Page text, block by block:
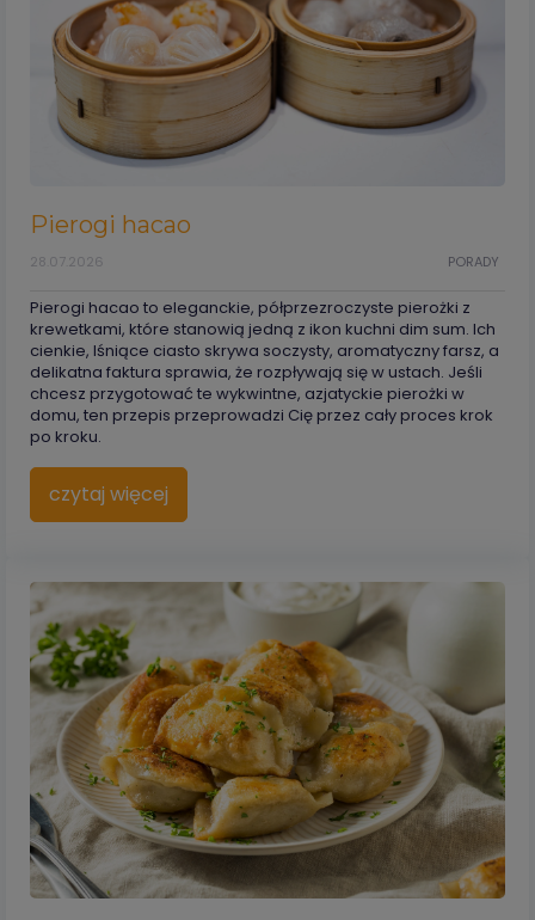
Pierogi hacao
PORADY
28.07.2026
Pierogi hacao to eleganckie, półprzezroczyste pierożki z
krewetkami, które stanowią jedną z ikon kuchni dim sum. Ich
cienkie, lśniące ciasto skrywa soczysty, aromatyczny farsz, a
delikatna faktura sprawia, że rozpływają się w ustach. Jeśli
chcesz przygotować te wykwintne, azjatyckie pierożki w
domu, ten przepis przeprowadzi Cię przez cały proces krok
po kroku.
czytaj więcej